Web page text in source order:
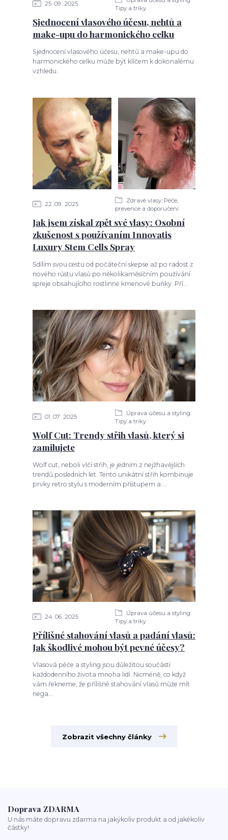
25 09 2025
Tipy a triky
Sjednocení vlasového účesu, nehtů a
make-upu do harmonického celku
Sjednocení vlasového účesu, nehtů a make-upu do
harmonického celku může být klíčem k dokonalému
vzhledu.
22 09 2025
Zdravé vlasy: Péče,
prevence a doporučení
Jak jsem získal zpět své vlasy: Osobní
zkušenost s používaním Innovatis
Luxury Stem Cells Spray
Sdílím svou cestu od počáteční skepse až po radost z
nového růstu vlasů po několikaměsíčním používání
spreje obsahujícího rostlinné kmenové buňky. Pří...
01 07 2025
Úprava účesu a styling:
Tipy a triky
Wolf Cut: Trendy střih vlasů, který si
zamilujete
Wolf cut, neboli vlčí střih, je jedním z nejžhavějších
trendů posledních let. Tento unikátní střih kombinuje
prvky retro stylu s moderním přístupem a ...
24 06 2025
Úprava účesu a styling:
Tipy a triky
Přílišné stahování vlasů a padání vlasů:
Jak škodlivé mohou být pevné účesy?
Vlasová péče a styling jsou důležitou součástí
každodenního života mnoha lidí. Nicméně, co když
vám řekneme, že přílišné stahování vlasů může mít
nega...
Zobrazit všechny články
Doprava ZDARMA
U nás máte dopravu zdarma na jakýkoliv produkt a od jakékoliv
částky!